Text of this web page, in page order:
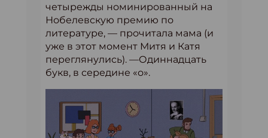
четырежды номинированный на
Нобелевскую премию по
литературе, — прочитала мама (и
уже в этот момент Митя и Катя
переглянулись). —Одиннадцать
букв, в середине «о».